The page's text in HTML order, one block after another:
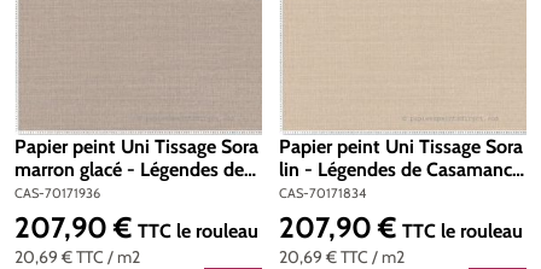
Papier peint Uni Tissage Sora
marron glacé - Légendes de
Casamance | Réf. CAS-
70171936
CAS-70171936
20,69 €TTC / m2
Prix régulier :
207,90 € TTC le rouleau
Papier peint Uni Tissage Sora
lin - Légendes de Casamance
| Réf. CAS-70171834
CAS-70171834
20,69 €TTC / m2
Prix régulier :
207,90 € TTC le rouleau